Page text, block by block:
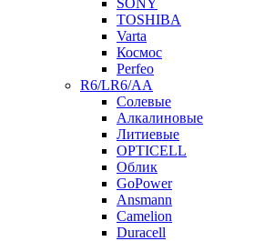
SONY
TOSHIBA
Varta
Космос
Perfeo
R6/LR6/AA
Солевые
Алкалиновые
Литиевые
OPTICELL
Облик
GoPower
Ansmann
Camelion
Duracell